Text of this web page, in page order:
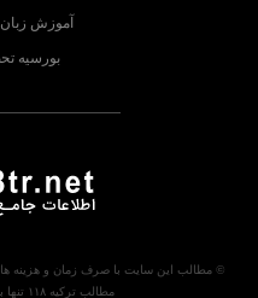
آموزش
بورسیه
© مطالب این سایت با صرف زمان و هزینه
مطالب ترکیه ۱۱۸ تنها با ذکر منبع امکان پذیر است.